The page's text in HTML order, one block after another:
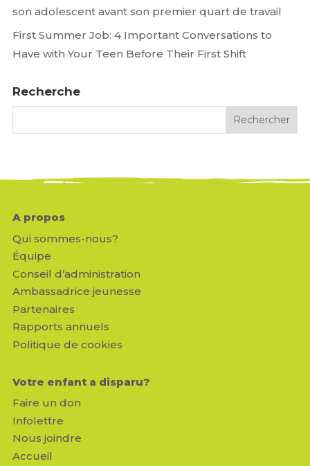
son adolescent avant son premier quart de travail
First Summer Job: 4 Important Conversations to
Have with Your Teen Before Their First Shift
Recherche
A propos
Qui sommes-nous?
Équipe
Conseil d’administration
Ambassadrice jeunesse
Partenaires
Rapports annuels
Politique de cookies
Votre enfant a disparu?
Faire un don
Infolettre
Nous joindre
Accueil